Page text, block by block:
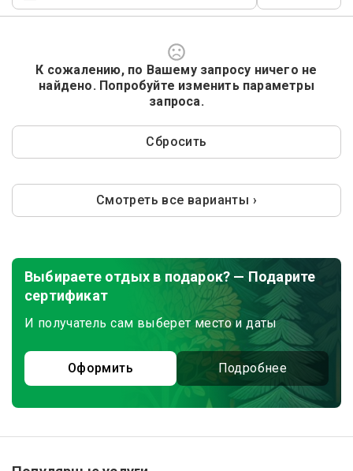
К сожалению, по Вашему запросу ничего не
найдено. Попробуйте изменить параметры
запроса.
Сбросить
Смотреть все варианты ›
Выбираете отдых в подарок? — Подарите
сертификат
И получатель сам выберет место и даты
Оформить Подробнее